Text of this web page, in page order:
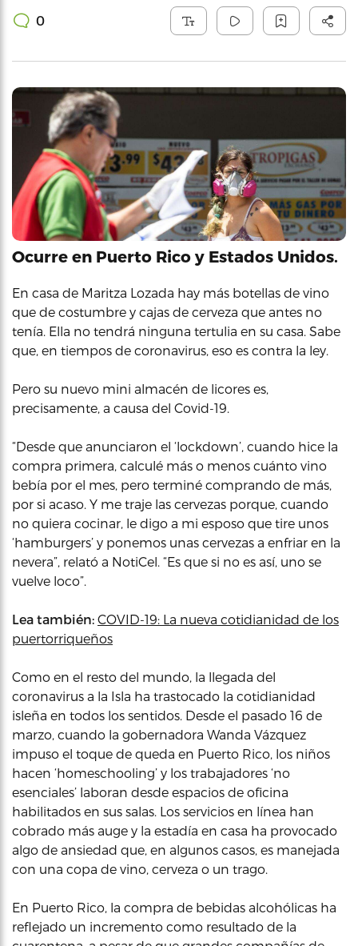
0
Ocurre en Puerto Rico y Estados Unidos.
En casa de Maritza Lozada hay más botellas de vino
que de costumbre y cajas de cerveza que antes no
tenía. Ella no tendrá ninguna tertulia en su casa. Sabe
que, en tiempos de coronavirus, eso es contra la ley.
Pero su nuevo mini almacén de licores es,
precisamente, a causa del Covid-19.
“Desde que anunciaron el ‘lockdown’, cuando hice la
compra primera, calculé más o menos cuánto vino
bebía por el mes, pero terminé comprando de más,
por si acaso. Y me traje las cervezas porque, cuando
no quiera cocinar, le digo a mi esposo que tire unos
‘hamburgers’ y ponemos unas cervezas a enfriar en la
nevera”, relató a NotiCel. “Es que si no es así, uno se
vuelve loco”.
Lea también: COVID-19: La nueva cotidianidad de los
puertorriqueños
Como en el resto del mundo, la llegada del
coronavirus a la Isla ha trastocado la cotidianidad
isleña en todos los sentidos. Desde el pasado 16 de
marzo, cuando la gobernadora Wanda Vázquez
impuso el toque de queda en Puerto Rico, los niños
hacen ‘homeschooling’ y los trabajadores ‘no
esenciales’ laboran desde espacios de oficina
habilitados en sus salas. Los servicios en línea han
cobrado más auge y la estadía en casa ha provocado
algo de ansiedad que, en algunos casos, es manejada
con una copa de vino, cerveza o un trago.
En Puerto Rico, la compra de bebidas alcohólicas ha
reflejado un incremento como resultado de la